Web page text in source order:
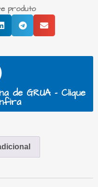
produto
de GRUA - Clique